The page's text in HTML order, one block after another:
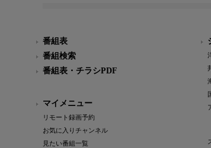
番組表
番組検索
番組表・チラシPDF
マイメニュー
リモート録画予約
お気に入りチャンネル
見たい番組一覧